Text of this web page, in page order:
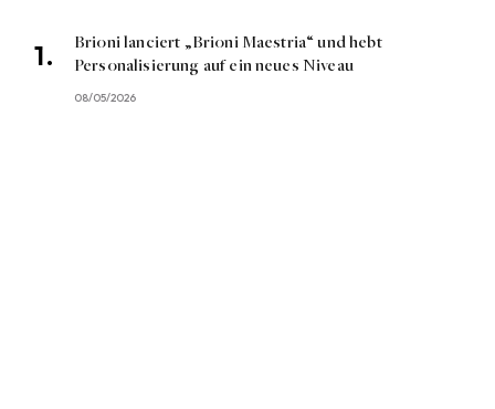
Brioni lanciert „Brioni Maestria“ und hebt
Personalisierung auf ein neues Niveau
08/05/2026